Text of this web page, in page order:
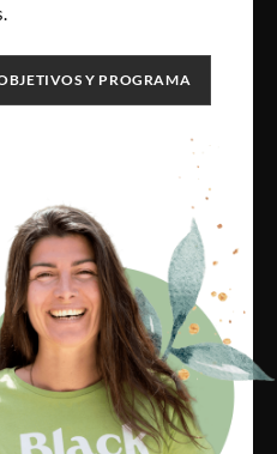
Y PROGRAMA